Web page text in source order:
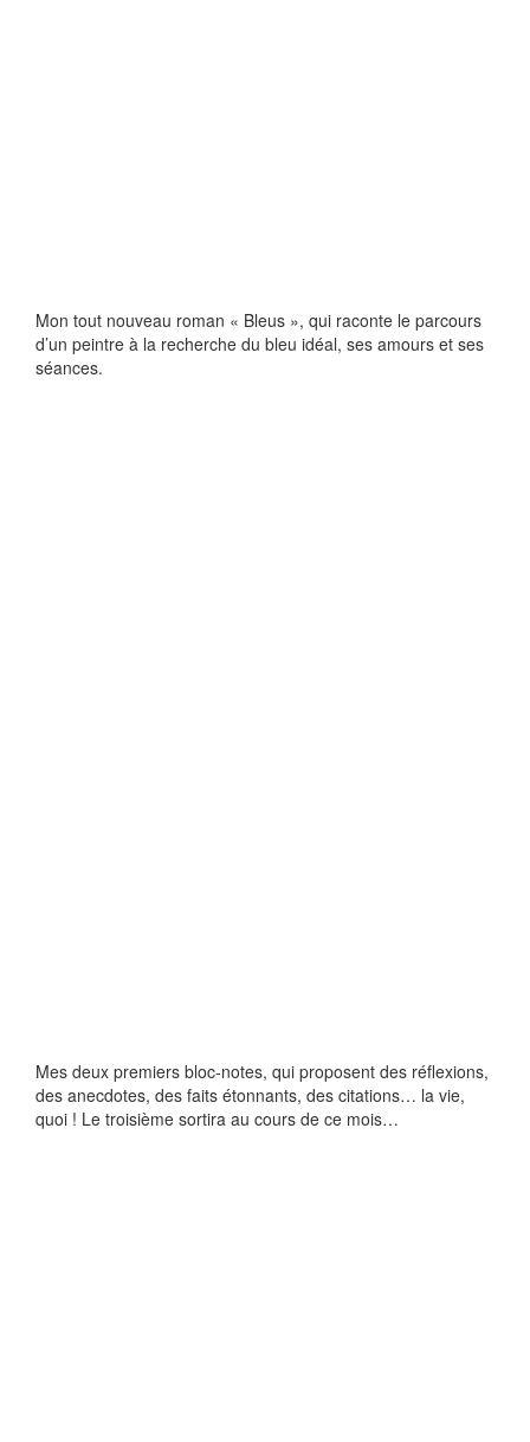
Mon tout nouveau roman « Bleus », qui raconte le parcours
d’un peintre à la recherche du bleu idéal, ses amours et ses
séances.
Mes deux premiers bloc-notes, qui proposent des réflexions,
des anecdotes, des faits étonnants, des citations… la vie,
quoi ! Le troisième sortira au cours de ce mois…